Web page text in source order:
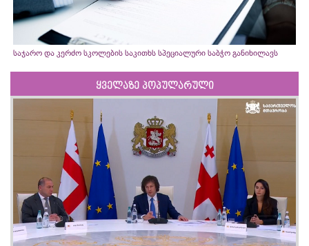
საჯარო და კერძო სკოლების საკითხს სპეციალური საბჭო განიხილავს
ყველაზე პოპულარული